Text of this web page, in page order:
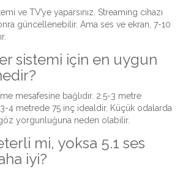
ve TV’ye yaparsınız. Streaming cihazı
güncellenebilir. Ama ses ve ekran, 7-10
sistemi için en uygun
mesafesine bağlıdır. 2.5-3 metre
4 metrede 75 inç idealdir. Küçük odalarda
yorgunluğuna neden olabilir.
mi, yoksa 5.1 ses
iyi?